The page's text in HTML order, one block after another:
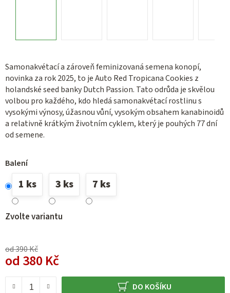
Samonakvétací a zároveň feminizovaná semena konopí,
novinka za rok 2025, to je Auto Red Tropicana Cookies z
holandské seed banky Dutch Passion. Tato odrůda je skvělou
volbou pro každého, kdo hledá samonakvétací rostlinu s
vysokými výnosy, úžasnou vůní, vysokým obsahem kanabinoidů
a relativně krátkým životním cyklem, který je pouhých 77 dní
od semene.
Balení
1 ks 3 ks 7 ks
Zvolte variantu
od 390 Kč
od 380 Kč
DO KOŠÍKU